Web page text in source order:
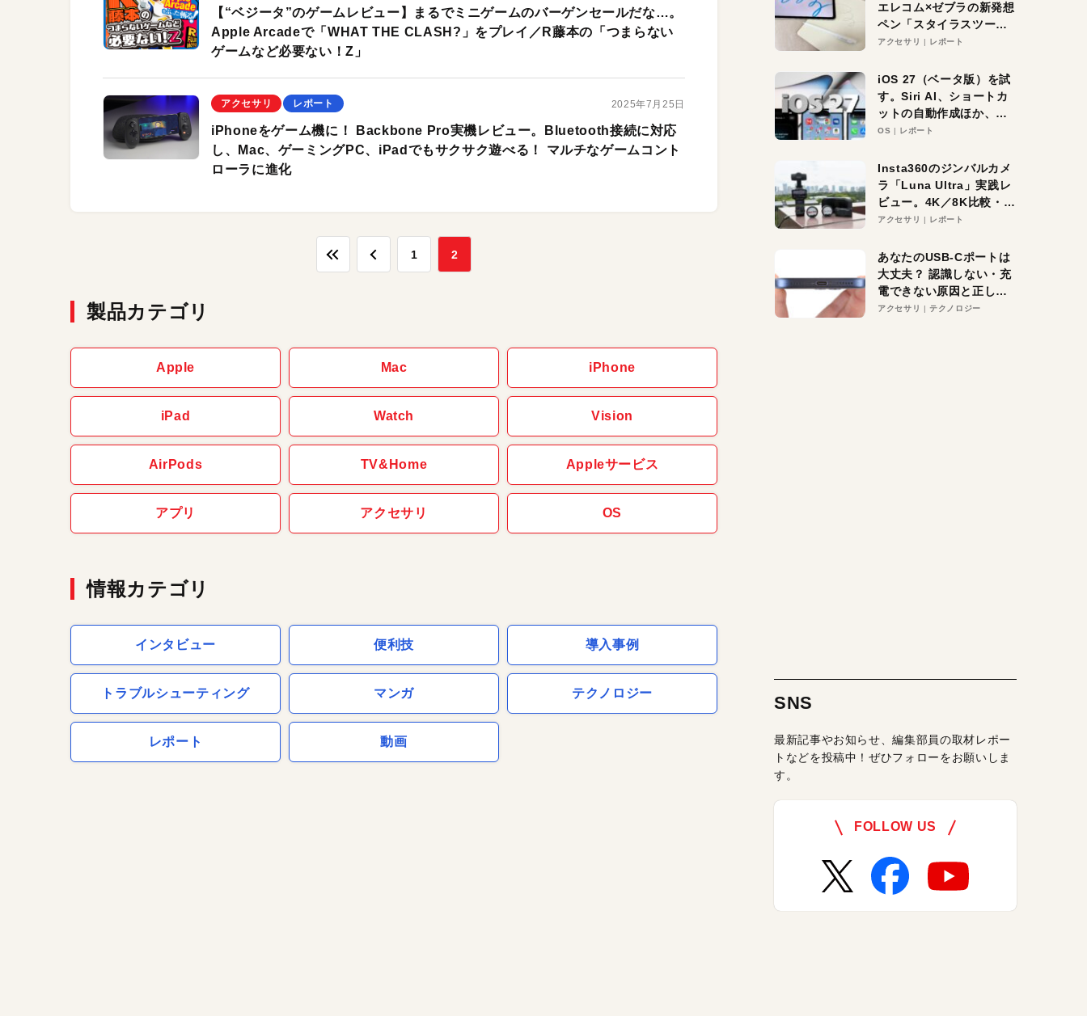
【“ベジータ”のゲームレビュー】まるでミニゲームのバーゲンセールだな…。
Apple Arcadeで「WHAT THE CLASH?」をプレイ／R藤本の「つまらない
ゲームなど必要ない！Z」
アクセサリ レポート 2025年7月25日
iPhoneをゲーム機に！ Backbone Pro実機レビュー。Bluetooth接続に対応
し、Mac、ゲーミングPC、iPadでもサクサク遊べる！ マルチなゲームコント
ローラに進化
1 2
製品カテゴリ
Apple Mac iPhone
iPad Watch Vision
AirPods TV&Home Appleサービス
アプリ アクセサリ OS
情報カテゴリ
インタビュー 便利技 導入事例
トラブルシューティング マンガ テクノロジー
レポート 動画
エレコム×ゼブラの新発想
ペン「スタイラスツーウ
ェイ」レビュー。持ち替
アクセサリ レポート
iOS 27（ベータ版）を試
す。Siri AI、ショートカ
ットの自動作成ほか、期
待大の便利機能5選。
る未来はすぐそこ！
OS レポート
Insta360のジンバルカメ
ラ「Luna Ultra」実践レ
ビュー。4K／8K比較・ズ
ーム・夜間撮影をチェッ
アクセサリ レポート
あなたのUSB-Cポートは
大丈夫？ 認識しない・充
電できない原因と正しい
対策
アクセサリ テクノロジー
SNS
最新記事やお知らせ、編集部員の取材レポー
トなどを投稿中！ぜひフォローをお願いしま
す。
FOLLOW US